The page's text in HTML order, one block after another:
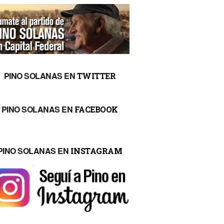
PINO SOLANAS ENTWITTER
PINO SOLANAS EN FACEBOOK
SOLANAS EN INSTAGRAM